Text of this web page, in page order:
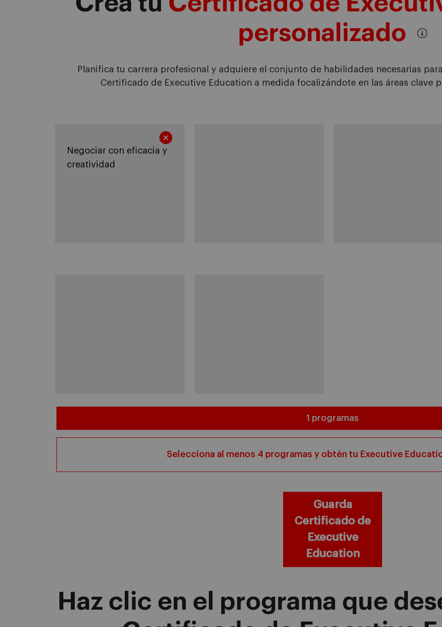
personalizado
Planifica tu carrera profesional y adquiere el conjunto de habilidades necesarias
Certificado de Executive Education a medida focalizándote en las áreas clave
Negociar con eficacia y
creatividad
1 programas
Selecciona al menos 4 programas y obtén tu Executive
Guarda
Certificado de
Executive
Education
Haz clic en el programa que